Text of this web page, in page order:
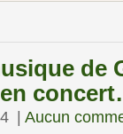
de
en
Aucun